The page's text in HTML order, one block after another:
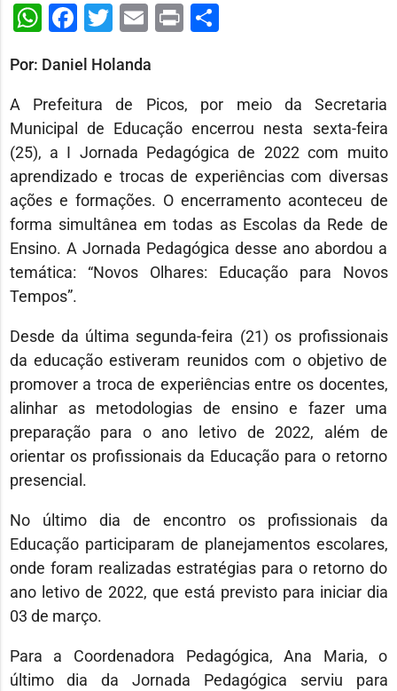
WhatsApp
Facebook
Twitter
Email
PrintShare
Por: Daniel Holanda
A Prefeitura de Picos, por meio da Secretaria
Municipal de Educação encerrou nesta sexta-feira
(25), a I Jornada Pedagógica de 2022 com muito
aprendizado e trocas de experiências com diversas
ações e formações. O encerramento aconteceu de
forma simultânea em todas as Escolas da Rede de
Ensino. A Jornada Pedagógica desse ano abordou a
temática: “Novos Olhares: Educação para Novos
Tempos”.
Desde da última segunda-feira (21) os profissionais
da educação estiveram reunidos com o objetivo de
promover a troca de experiências entre os docentes,
alinhar as metodologias de ensino e fazer uma
preparação para o ano letivo de 2022, além de
orientar os profissionais da Educação para o retorno
presencial.
No último dia de encontro os profissionais da
Educação participaram de planejamentos escolares,
onde foram realizadas estratégias para o retorno do
ano letivo de 2022, que está previsto para iniciar dia
03 de março.
Para a Coordenadora Pedagógica, Ana Maria, o
último dia da Jornada Pedagógica serviu para